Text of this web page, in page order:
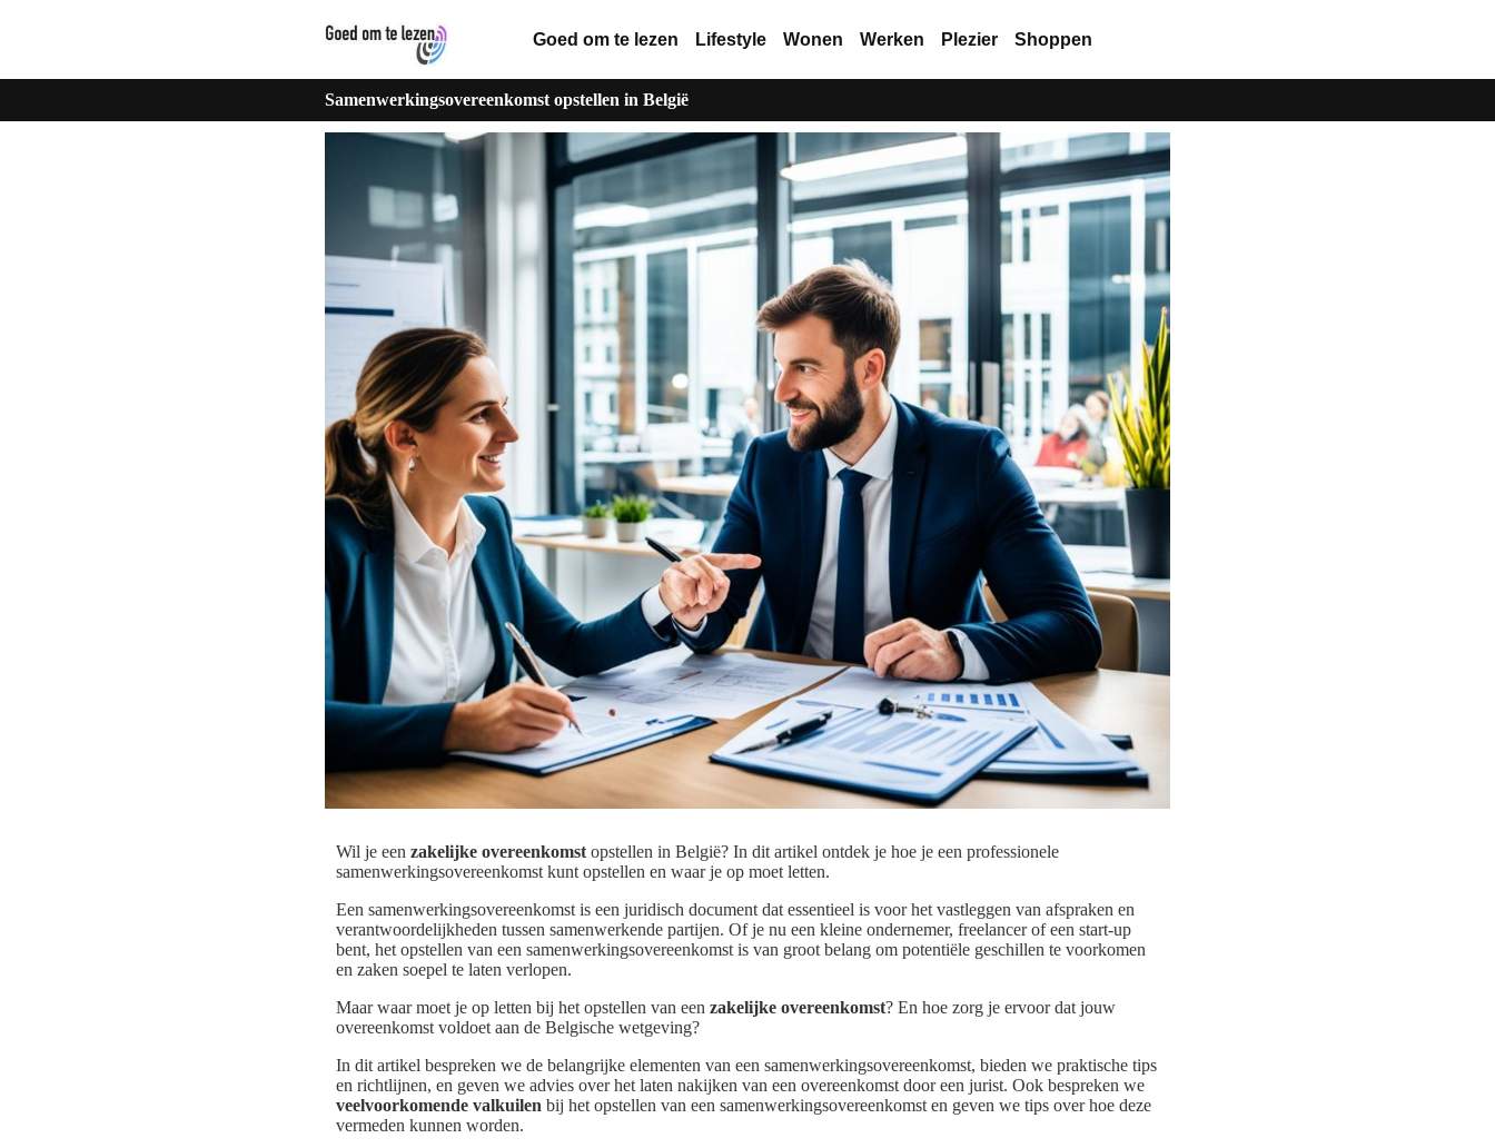
Goed om te lezen Lifestyle Wonen Werken Plezier Shoppen
Samenwerkingsovereenkomst opstellen in België
Wil je een zakelijke overeenkomst opstellen in België? In dit artikel ontdek je hoe je een professionele
samenwerkingsovereenkomst kunt opstellen en waar je op moet letten.
Een samenwerkingsovereenkomst is een juridisch document dat essentieel is voor het vastleggen van afspraken en
verantwoordelijkheden tussen samenwerkende partijen. Of je nu een kleine ondernemer, freelancer of een start-up
bent, het opstellen van een samenwerkingsovereenkomst is van groot belang om potentiële geschillen te voorkomen
en zaken soepel te laten verlopen.
Maar waar moet je op letten bij het opstellen van een zakelijke overeenkomst? En hoe zorg je ervoor dat jouw
overeenkomst voldoet aan de Belgische wetgeving?
In dit artikel bespreken we de belangrijke elementen van een samenwerkingsovereenkomst, bieden we praktische tips
en richtlijnen, en geven we advies over het laten nakijken van een overeenkomst door een jurist. Ook bespreken we
veelvoorkomende valkuilen bij het opstellen van een samenwerkingsovereenkomst en geven we tips over hoe deze
vermeden kunnen worden.